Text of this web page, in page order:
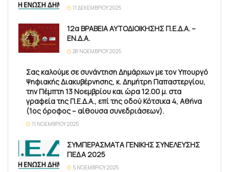
11 ΔΕΚΕΜΒΡΊΟΥ 2025
12α ΒΡΑΒΕΙΑ ΑΥΤΟΔΙΟΙΚΗΣΗΣ Π.Ε.Δ.Α. –
ΕΝ.Δ.Α.
28 ΝΟΕΜΒΡΊΟΥ 2025
Σας καλούμε σε συνάντηση Δημάρχων με τον Υπουργό
Ψηφιακής Διακυβέρνησης, κ. Δημήτρη Παπαστεργίου,
την Πέμπτη 13 Νοεμβρίου και ώρα 12.00 μ. στα
γραφεία της Π.Ε.Δ.Α., επί της οδού Κότσικα 4, Αθήνα
(1ος όροφος – αίθουσα συνεδριάσεων).
11 ΝΟΕΜΒΡΊΟΥ 2025
ΣΥΜΠΕΡΑΣΜΑΤΑ ΓΕΝΙΚΗΣ ΣΥΝΕΛΕΥΣΗΣ
ΠΕΔΑ 2025
5 ΝΟΕΜΒΡΊΟΥ 2025